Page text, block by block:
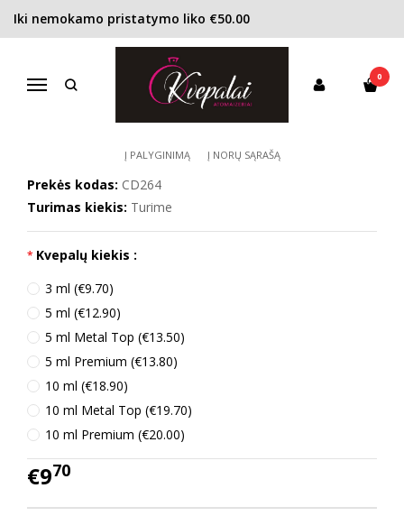
Iki nemokamo pristatymo liko €50.00
Navigacija
0
Pagrindinis KONCENTRACIJA
Kvapusis vanduo (EDP)
Dior Pure Poison EDP moterims
DIOR PURE POISON EDP MOTERIMS
Į PALYGINIMĄ Į NORŲ SĄRAŠĄ
Prekės kodas: CD264
Turimas kiekis: Turime
Kvepalų kiekis :
3 ml (€9.70)
5 ml (€12.90)
5 ml Metal Top (€13.50)
5 ml Premium (€13.80)
10 ml (€18.90)
10 ml Metal Top (€19.70)
10 ml Premium (€20.00)
€970